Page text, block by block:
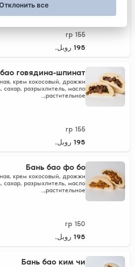
155 гр
195 روبل.
говядина-шпинат...
крем кокосовый, дрожжи
сахар, разрыхлитель, масло
растительное,..
155 гр
195 روبل.
Бань бао фо бо
крем кокосовый, дрожжи
сахар, разрыхлитель, масло
растительное,..
150 гр
195 روبل.
Бань бао ким чи
все